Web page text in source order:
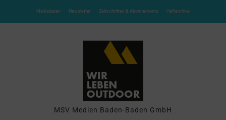
Mediadaten Newsletter Zeitschriften & Abonnements Heftarchive
MSV Medien Baden-Baden GmbH